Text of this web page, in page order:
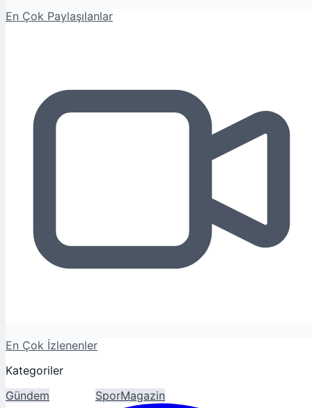
En Çok Paylaşılanlar
En Çok İzlenenler
Kategoriler
Gündem
SporMagazin